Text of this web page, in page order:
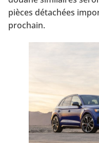
pièces détachées
prochain.